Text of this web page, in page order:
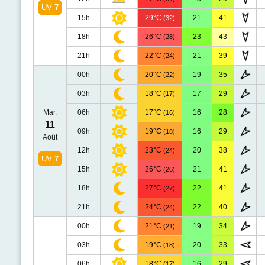
UV 7
15h 29°C (32) 21 41
18h 26°C (28) 23 43
21h 22°C (24) 21 39
Mar.
11
Août
UV 7
00h 20°C (22) 19 35
03h 18°C (17) 17 29
06h 17°C (16) 16 28
09h 19°C (18) 16 29
12h 23°C (24) 20 38
15h 26°C (26) 21 41
18h 27°C (27) 22 41
21h 24°C (24) 22 40
00h 21°C (21) 19 34
03h 19°C (18) 20 33